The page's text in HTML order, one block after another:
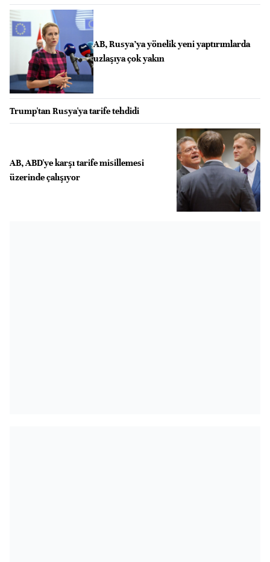
AB, Rusya’ya yönelik yeni yaptırımlarda
uzlaşıya çok yakın
Trump'tan Rusya'ya tarife tehdidi
AB, ABD'ye karşı tarife misillemesi
üzerinde çalışıyor